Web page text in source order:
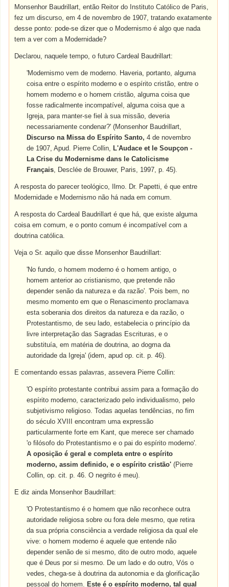
Monsenhor Baudrillart, então Reitor do Instituto Católico de Paris,
fez um discurso, em 4 de novembro de 1907, tratando exatamente
desse ponto: pode-se dizer que o Modernismo é algo que nada
tem a ver com a Modernidade?
Declarou, naquele tempo, o futuro Cardeal Baudrillart:
'Modernismo vem de moderno. Haveria, portanto, alguma
coisa entre o espírito moderno e o espírito cristão, entre o
homem moderno e o homem cristão, alguma coisa que
fosse radicalmente incompatível, alguma coisa que a
Igreja, para manter-se fiel à sua missão, deveria
necessariamente condenar?' (Monsenhor Baudrillart,
Discurso na Missa do Espírito Santo,4 de novembro
de 1907, Apud. Pierre Collin, L'Audace et le Soupçon -
La Crise du Modernisme dans le Catolicisme
Français, Desclée de Brouwer, Paris, 1997, p. 45).
A resposta do parecer teológico, Ilmo. Dr. Papetti, é que entre
Modernidade e Modernismo não há nada em comum.
A resposta do Cardeal Baudrillart é que há, que existe alguma
coisa em comum, e o ponto comum é incompatível com a
doutrina católica.
Veja o Sr. aquilo que disse Monsenhor Baudrillart:
'No fundo, o homem moderno é o homem antigo, o
homem anterior ao cristianismo, que pretende não
depender senão da natureza e da razão'. 'Pois bem, no
mesmo momento em que o Renascimento proclamava
esta soberania dos direitos da natureza e da razão, o
Protestantismo, de seu lado, estabelecia o princípio da
livre interpretação das Sagradas Escrituras, e o
substituía, em matéria de doutrina, ao dogma da
autoridade da Igreja' (idem, apud op. cit. p. 46).
E comentando essas palavras, assevera Pierre Collin:
'O espírito protestante contribui assim para a formação do
espírito moderno, caracterizado pelo individualismo, pelo
subjetivismo religioso. Todas aquelas tendências, no fim
do século XVIII encontram uma expressão
particularmente forte em Kant, que merece ser chamado
'o filósofo do Protestantismo e o pai do espírito moderno'.
A oposição é geral e completa entre o espírito
moderno, assim definido, e o espírito cristão'(Pierre
Collin, op. cit. p. 46. O negrito é meu).
E diz ainda Monsenhor Baudrillart:
'O Protestantismo é o homem que não reconhece outra
autoridade religiosa sobre ou fora dele mesmo, que retira
da sua própria consciência a verdade religiosa da qual ele
vive: o homem moderno é aquele que entende não
depender senão de si mesmo, dito de outro modo, aquele
que é Deus por si mesmo. De um lado e do outro, Vós o
vedes, chega-se à doutrina da autonomia e da glorificação
pessoal do homem. Este é o espírito moderno, tal qual